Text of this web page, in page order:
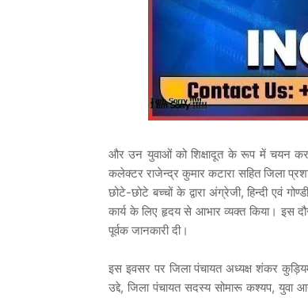
और उन युवाओं को शिक्षादूत के रूप में चयन कर
कलेक्टर राजेन्द्र कुमार कटारा सहित जिला
छोटे-छोटे बच्चों के द्वारा अंग्रेजी, हिन्दी एवं
कार्य के लिए हृदय से आभार व्यक्त किया। इस
पूर्वक जानकारी दी।
इस इवसर पर जिला पंचायत अध्यक्ष शंकर
उद्दे, जिला पंचायत सदस्य सोमारू कश्यप, युवा